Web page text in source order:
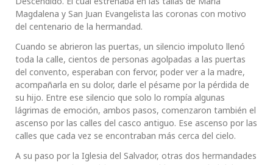
Magdalena y San Juan Evangelista las coronas con motivo
del centenario de la hermandad.
Cuando se abrieron las puertas, un silencio impoluto llenó
toda la calle, cientos de personas agolpadas a las puertas
del convento, esperaban con fervor, poder ver a la madre,
acompañarla en su dolor, darle el pésame por la pérdida de
su hijo. Entre ese silencio que solo lo rompía algunas
lágrimas de emoción, ambos pasos, comenzaron también el
ascenso por las calles del casco antiguo. Ese ascenso por las
calles que cada vez se encontraban más cerca del cielo.
A su paso por la Iglesia del Salvador, otras dos hermandades